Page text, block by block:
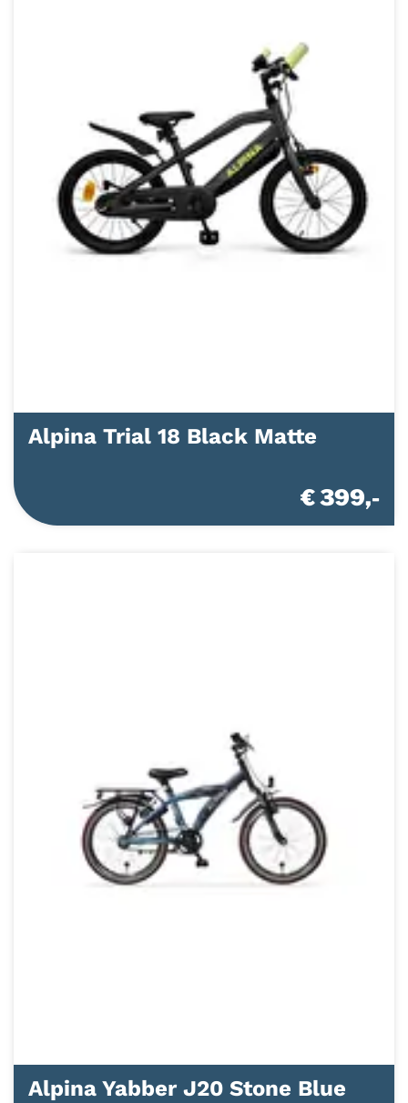
Alpina Trial 18 Black Matte
€ 399,-
Alpina Yabber J20 Stone Blue